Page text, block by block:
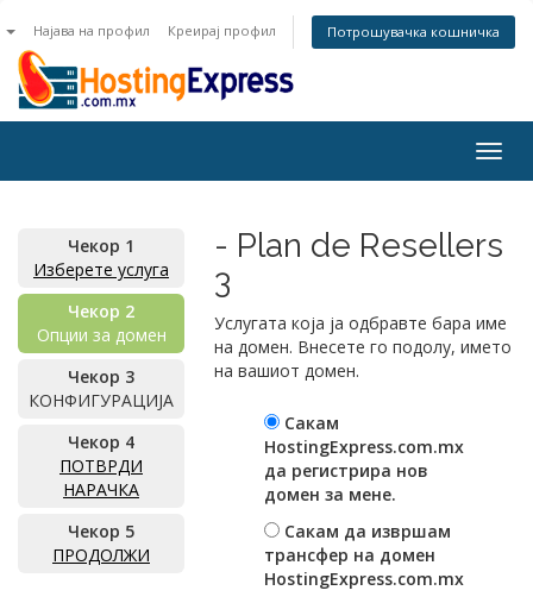
Најава на профил Креирај профил Потрошувачка кошничка
Чекор 1
Изберете услуга
Чекор 2
Опции за домен
Чекор 3
КОНФИГУРАЦИЈА
Чекор 4
ПОТВРДИ
НАРАЧКА
Чекор 5
ПРОДОЛЖИ
- Plan de Resellers
3
Услугата која ја одбравте бара име
на домен. Внесете го подолу, името
на вашиот домен.
Сакам
HostingExpress.com.mx
да регистрира нов
домен за мене.
Сакам да извршам
трансфер на домен
HostingExpress.com.mx